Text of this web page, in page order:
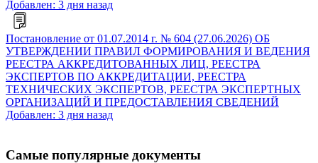
Добавлен: 3 дня назад
Постановление от 01.07.2014 г. № 604 (27.06.2026) ОБ
УТВЕРЖДЕНИИ ПРАВИЛ ФОРМИРОВАНИЯ И ВЕДЕНИЯ
РЕЕСТРА АККРЕДИТОВАННЫХ ЛИЦ, РЕЕСТРА
ЭКСПЕРТОВ ПО АККРЕДИТАЦИИ, РЕЕСТРА
ТЕХНИЧЕСКИХ ЭКСПЕРТОВ, РЕЕСТРА ЭКСПЕРТНЫХ
ОРГАНИЗАЦИЙ И ПРЕДОСТАВЛЕНИЯ СВЕДЕНИЙ
Добавлен: 3 дня назад
Самые популярные документы